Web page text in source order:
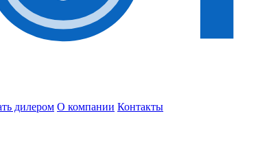
дилером О компании Контакты